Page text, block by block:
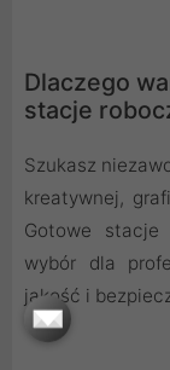
Dlaczego
stacje
Szukasz
kreatywnej,
Gotowe
wybór dla
jakość i